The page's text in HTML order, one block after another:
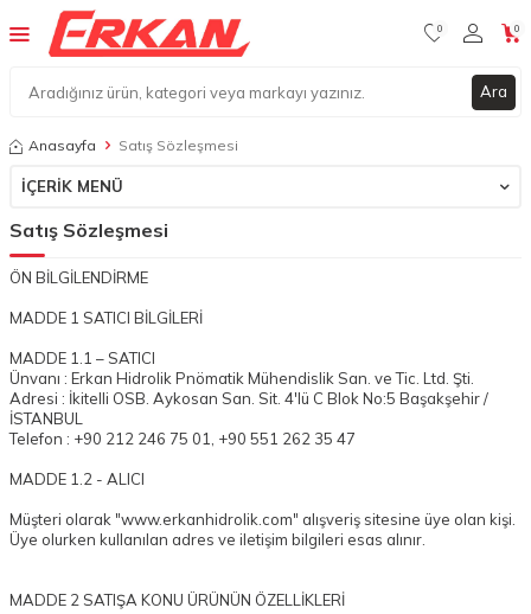
Ara
0 0
Anasayfa Satış Sözleşmesi
İÇERIK MENÜ
Satış Sözleşmesi
ÖN BİLGİLENDİRME
MADDE 1 SATICI BİLGİLERİ
MADDE 1.1 – SATICI
Ünvanı : Erkan Hidrolik Pnömatik Mühendislik San. ve Tic. Ltd. Şti.
Adresi : İkitelli OSB. Aykosan San. Sit. 4'lü C Blok No:5 Başakşehir /
İSTANBUL
Telefon : +90 212 246 75 01, +90 551 262 35 47
MADDE 1.2 - ALICI
Müşteri olarak "www.erkanhidrolik.com" alışveriş sitesine üye olan kişi.
Üye olurken kullanılan adres ve iletişim bilgileri esas alınır.
MADDE 2 SATIŞA KONU ÜRÜNÜN ÖZELLİKLERİ